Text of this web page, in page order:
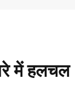
में हलचल